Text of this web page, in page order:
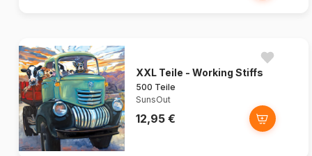
XXL Teile - Working Stiffs
500 Teile
SunsOut
12,95 €